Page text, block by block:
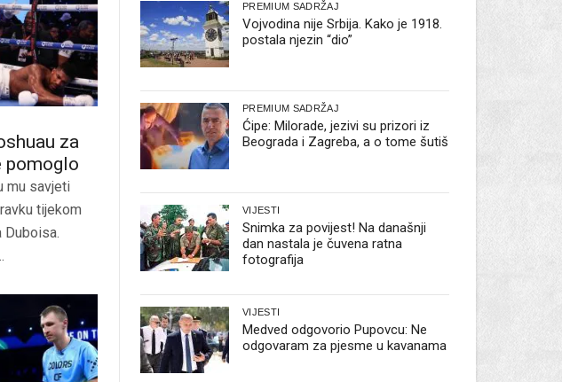
za
pomoglo
mu savjeti
tijekom
Duboisa.
PREMIUM SADRŽAJ
Vojvodina nije Srbija. Kako je 1918.
postala njezin “dio”
PREMIUM SADRŽAJ
Ćipe: Milorade, jezivi su prizori iz
Beograda i Zagreba, a o tome šutiš
VIJESTI
Snimka za povijest! Na današnji
dan nastala je čuvena ratna
fotografija
VIJESTI
Medved odgovorio Pupovcu: Ne
odgovaram za pjesme u kavanama